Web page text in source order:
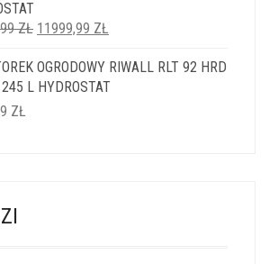
ZŁ PIERWOTNA
WYNOSIŁA:
14999,99 ZŁ.
11999,99 ZŁ
WYNOSI:
11999,99 ZŁ.
OGRODOWY RIWALL RLT 92 HRD
L HYDROSTAT
ZŁ